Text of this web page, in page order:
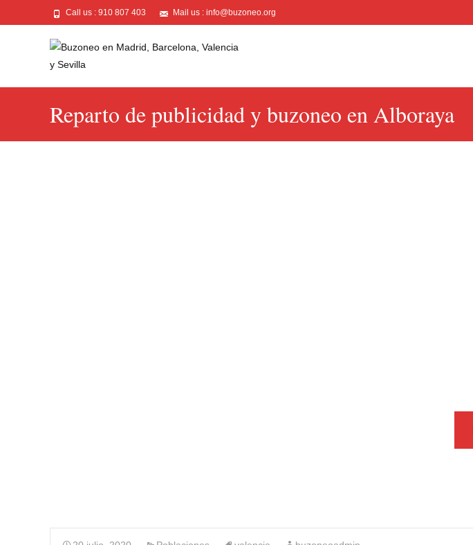
Call us : 910 807 403 Mail us : info@buzoneo.org
Reparto de publicidad y buzoneo en Alboraya